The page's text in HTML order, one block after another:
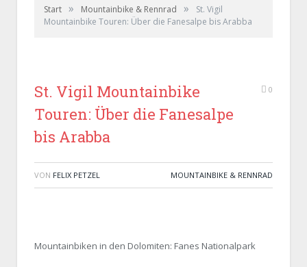
Start » Mountainbike & Rennrad »
St. Vigil
Mountainbike Touren: Über die Fanesalpe bis Arabba
St. Vigil Mountainbike
Touren: Über die Fanesalpe
bis Arabba
0
VON FELIX PETZEL MOUNTAINBIKE & RENNRAD
Mountainbiken in den Dolomiten: Fanes Nationalpark